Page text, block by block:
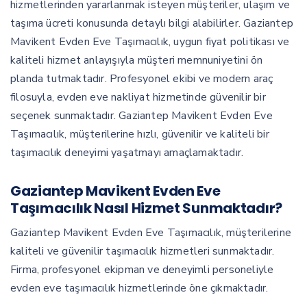
hizmetlerinden yararlanmak isteyen müşteriler, ulaşım ve
taşıma ücreti konusunda detaylı bilgi alabilirler. Gaziantep
Mavikent Evden Eve Taşımacılık, uygun fiyat politikası ve
kaliteli hizmet anlayışıyla müşteri memnuniyetini ön
planda tutmaktadır. Profesyonel ekibi ve modern araç
filosuyla, evden eve nakliyat hizmetinde güvenilir bir
seçenek sunmaktadır. Gaziantep Mavikent Evden Eve
Taşımacılık, müşterilerine hızlı, güvenilir ve kaliteli bir
taşımacılık deneyimi yaşatmayı amaçlamaktadır.
Gaziantep Mavikent Evden Eve
Taşımacılık Nasıl Hizmet Sunmaktadır?
Gaziantep Mavikent Evden Eve Taşımacılık, müşterilerine
kaliteli ve güvenilir taşımacılık hizmetleri sunmaktadır.
Firma, profesyonel ekipman ve deneyimli personeliyle
evden eve taşımacılık hizmetlerinde öne çıkmaktadır.